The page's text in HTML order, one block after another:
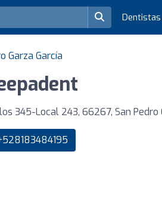
Dentistas
Garza García
345-Local 243, 66267, San Pedro